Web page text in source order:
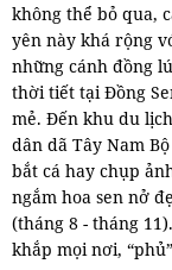
không thể bỏ qua,
yên này khá rộng
những cánh đồng
thời tiết tại Đồng
mẻ. Đến khu du
dân dã Tây Nam
bắt cá hay chụp
ngắm hoa sen nở
(tháng 8 - tháng
khắp mọi nơi,